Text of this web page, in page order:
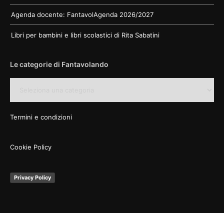
Agenda docente: FantavolAgenda 2026/2027
Libri per bambini e libri scolastici di Rita Sabatini
Le categorie di Fantavolando
di
Termini e condizioni
Cookie Policy
Privacy Policy